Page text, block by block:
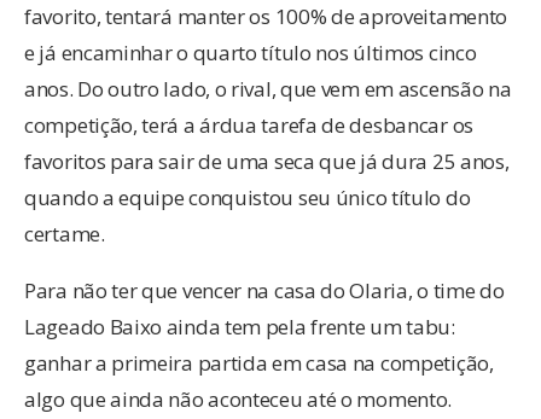
favorito, tentará manter os 100% de aproveitamento
e já encaminhar o quarto título nos últimos cinco
anos. Do outro lado, o rival, que vem em ascensão na
competição, terá a árdua tarefa de desbancar os
favoritos para sair de uma seca que já dura 25 anos,
quando a equipe conquistou seu único título do
certame.
Para não ter que vencer na casa do Olaria, o time do
Lageado Baixo ainda tem pela frente um tabu:
ganhar a primeira partida em casa na competição,
algo que ainda não aconteceu até o momento.